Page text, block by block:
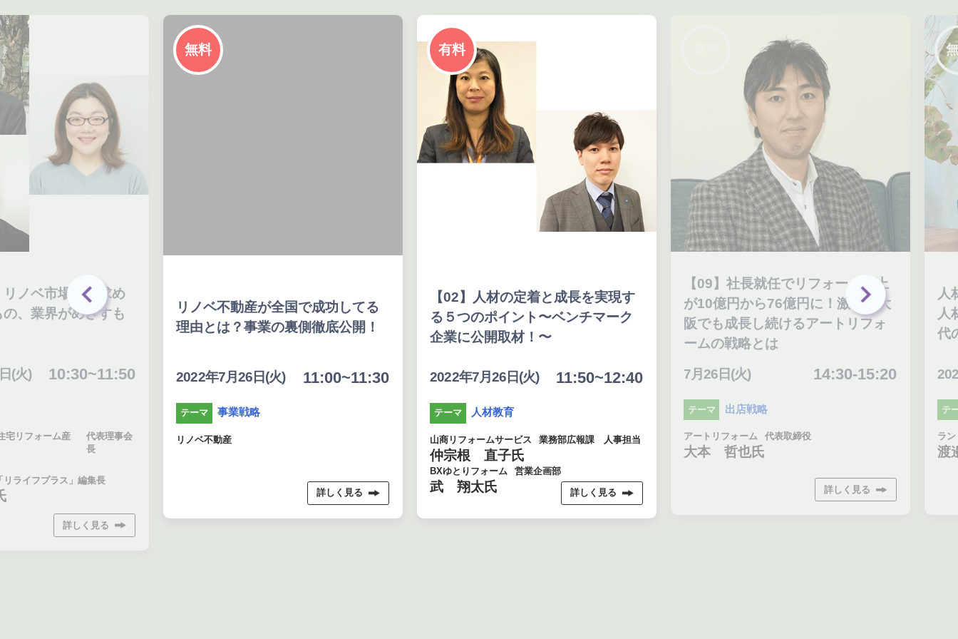
ノベ市場で今求め
、業界がめざすも
(火) 10:30~11:50
宅リフォーム産
代表理事会
長
リライフプラス」編集長
詳しく見る
無料
リノベ不動産が全国で成功してる
理由とは？事業の裏側徹底公開！
2022年7月26日(火) 11:00~11:30
テーマ 事業戦略
リノベ不動産
詳しく見る
有料
【02】人材の定着と成長を実現す
る５つのポイント〜ベンチマーク
企業に公開取材！〜
2022年7月26日(火) 11:50~12:40
テーマ 人材教育
山商リフォームサービス 業務部広報課 人事担当
仲宗根 直子氏
BXゆとりフォーム 営業企画部
武 翔太氏 詳しく見る
【09】社長就任でリフォーム売上
が10億円から76億円に！激戦区大
阪でも成長し続けるアートリフォ
ームの戦略とは
7月26日(火) 14:30-15:20
テーマ 出店戦略
アートリフォーム 代表取締役
大本 哲也氏
詳しく見る
人
人
代
テ
ラ
渡